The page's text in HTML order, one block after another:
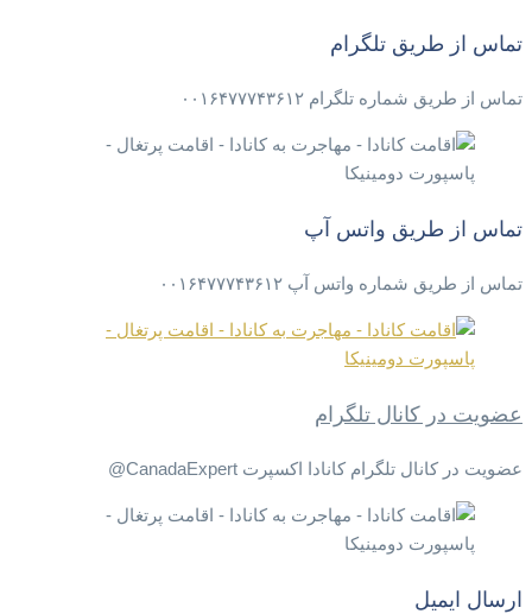
تماس از طریق تلگرام
تماس از طریق شماره تلگرام ۰۰۱۶۴۷۷۷۴۳۶۱۲
تماس از طریق واتس آپ
تماس از طریق شماره واتس آپ ۰۰۱۶۴۷۷۷۴۳۶۱۲
عضویت در کانال تلگرام
عضویت در کانال تلگرام کانادا اکسپرت CanadaExpert@
ارسال ایمیل